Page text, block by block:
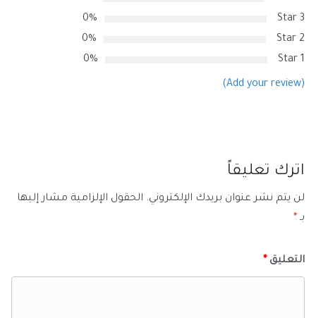
3 Star
0%
2 Star
0%
1 Star
0%
(Add your review)
اترك تعليقاً
لن يتم نشر عنوان بريدك الإلكتروني. الحقول الإلزامية مشار إليها
بـ *
التعليق *